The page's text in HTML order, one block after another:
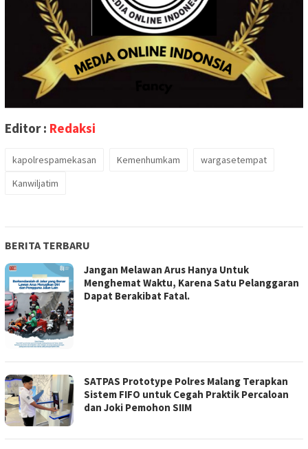
Editor : Redaksi
kapolrespamekasan Kemenhumkam
wargasetempat
Kanwiljatim
BERITA TERBARU
Jangan Melawan Arus Hanya Untuk
Menghemat Waktu, Karena Satu Pelanggaran
Dapat Berakibat Fatal.
SATPAS Prototype Polres Malang Terapkan
Sistem FIFO untuk Cegah Praktik Percaloan
dan Joki Pemohon SIIM